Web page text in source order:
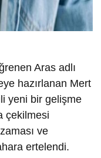
Aras adlı
hazırlanan Mert
yeni bir gelişme
çekilmesi
ve
ertelendi.